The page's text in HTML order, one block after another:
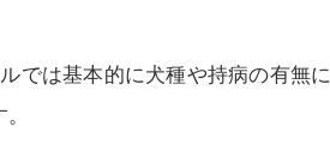
では基本的に犬種や持病の有無に